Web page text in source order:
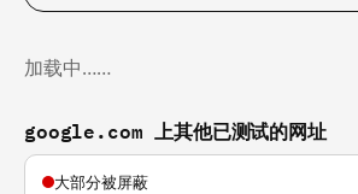
加载中……
google.com 上其他已测试的网址
大部分被屏蔽